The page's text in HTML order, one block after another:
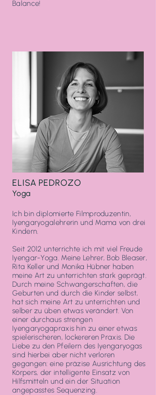
Balance!
ELISA PEDROZO
Yoga
Ich bin diplomierte Filmproduzentin,
Iyengaryogalehrerin und Mama von drei
Kindern.
Seit 2012 unterrichte ich mit viel Freude
Iyengar-Yoga. Meine Lehrer, Bob Bleaser,
Rita Keller und Monika Hübner haben
meine Art zu unterrichten stark geprägt.
Durch meine Schwangerschaften, die
Geburten und durch die Kinder selbst,
hat sich meine Art zu unterrichten und
selber zu üben etwas verändert. Von
einer durchaus strengen
Iyengaryogapraxis hin zu einer etwas
spielerischeren, lockereren Praxis. Die
Liebe zu den Pfeilern des Iyengaryogas
sind hierbei aber nicht verloren
gegangen: eine präzise Ausrichtung des
Körpers, der intelligente Einsatz von
Hilfsmitteln und ein der Situation
angepasstes Sequenzing.